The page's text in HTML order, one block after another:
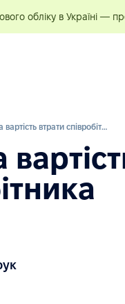
обліку в Україні —
Реальна вартість втрати співробітника